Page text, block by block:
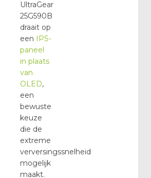
UltraGear
25G590B
draait op
een IPS-
paneel
in plaats
van
OLED,
een
bewuste
keuze
die de
extreme
verversingssnelheid
mogelijk
maakt.